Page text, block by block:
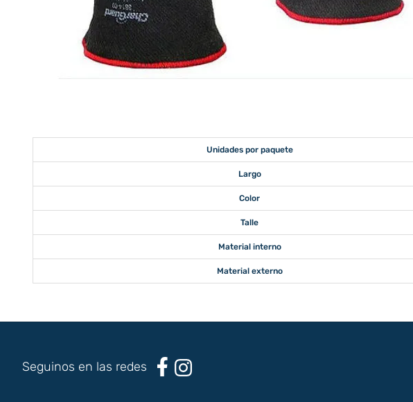
Unidades por paquete
Largo
Color
Talle
Material interno
Material externo
Seguinos en las redes